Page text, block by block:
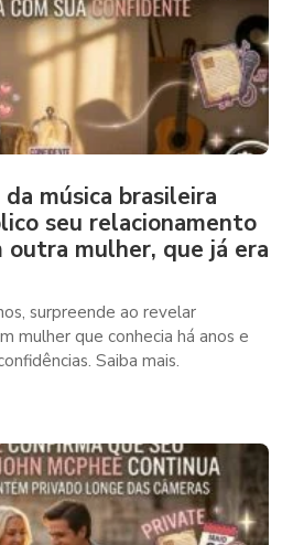
música brasileira
seu relacionamento
mulher, que já era
surpreende ao revelar
mulher que conhecia há anos e
Saiba mais.